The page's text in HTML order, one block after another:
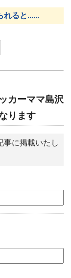
れると......
カーママ島沢
ります
に掲載いたし